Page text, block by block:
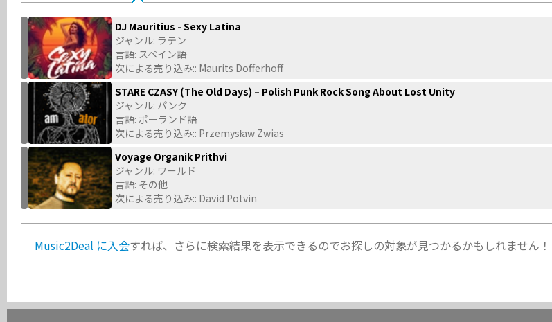
DJ Mauritius - Sexy Latina
ジャンル: ラテン
言語: スペイン語
次による売り込み:: Maurits Dofferhoff
STARE CZASY (The Old Days) – Polish Punk Rock Song About Lost Unity
ジャンル: パンク
言語: ポーランド語
次による売り込み:: Przemysław Zwias
Voyage Organik Prithvi
ジャンル: ワールド
言語: その他
次による売り込み:: David Potvin
Music2Deal に入会すれば、さらに検索結果を表示できるのでお探しの対象が見つかるかもしれません！